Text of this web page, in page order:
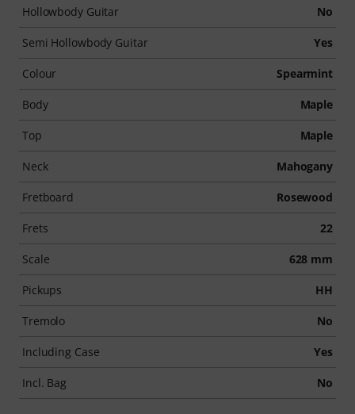
Hollowbody Guitar No
Semi Hollowbody Guitar Yes
Colour Spearmint
Body Maple
Top Maple
Neck Mahogany
Fretboard Rosewood
Frets 22
Scale 628 mm
Pickups HH
Tremolo No
Including Case Yes
Incl. Bag No